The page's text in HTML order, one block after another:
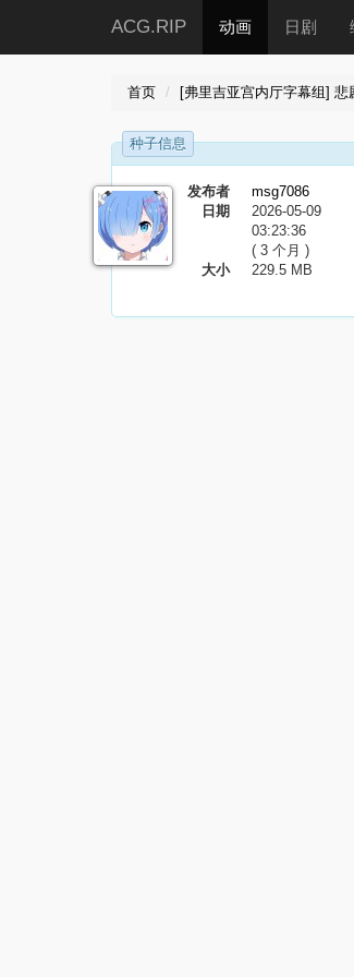
ACG.RIP 动画 日剧
首页 [弗里吉亚宫内厅字幕组]
种子信息
发布者
msg7086
日期
2026-05-09
03:23:36
( 3 个月 )
大小
229.5 MB